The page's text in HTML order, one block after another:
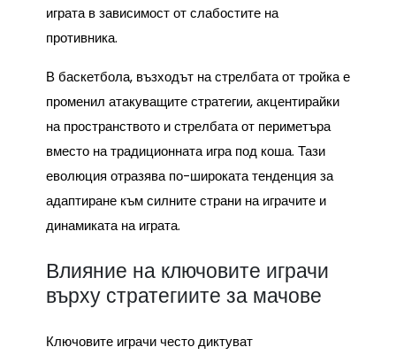
играта в зависимост от слабостите на
противника.
В баскетбола, възходът на стрелбата от тройка е
променил атакуващите стратегии, акцентирайки
на пространството и стрелбата от периметъра
вместо на традиционната игра под коша. Тази
еволюция отразява по-широката тенденция за
адаптиране към силните страни на играчите и
динамиката на играта.
Влияние на ключовите играчи
върху стратегиите за мачове
Ключовите играчи често диктуват